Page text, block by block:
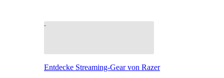
Entdecke Streaming-Gear von Razer